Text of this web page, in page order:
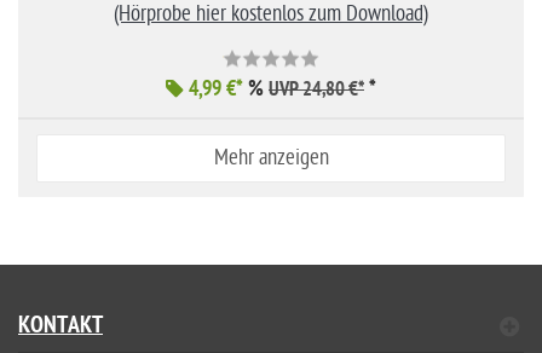
(Hörprobe hier kostenlos zum Download)
4,99 €*% UVP 24,80 €* *
Mehr anzeigen
KONTAKT